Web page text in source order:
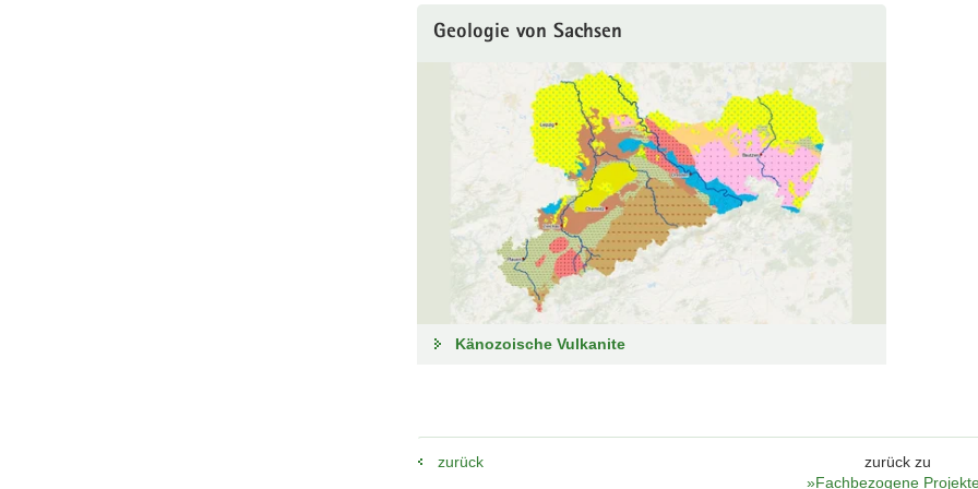
Geologie von Sachsen
Känozoische Vulkanite
zurück
zurück zu
»Fachbezogene